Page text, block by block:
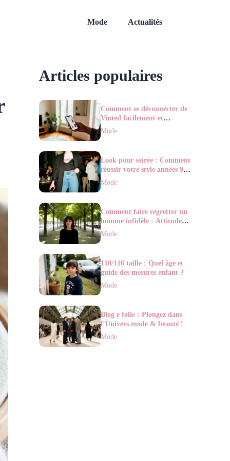
Mode Actualités
Articles populaires
Comment se déconnecter de
Vinted facilement et
rapidement ?
Mode
Look pour soirée : Comment
réussir votre style années 90
?Mode
Comment faire regretter un
homme infidèle : Attitude &
astuces
Mode
110/116 taille : Quel âge et
guide des mesures enfant ?
Mode
Blog e folie : Plongez dans
l’Univers mode & beauté !
Mode